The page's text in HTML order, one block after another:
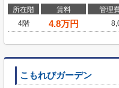
所在階 賃料 管理
4階
4.8万円
こもれびガーデン